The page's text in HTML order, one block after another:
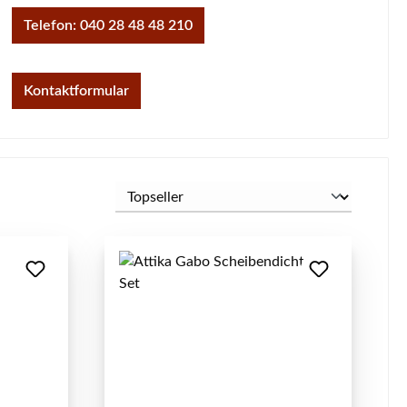
Telefon: 040 28 48 48 210
Kontaktformular